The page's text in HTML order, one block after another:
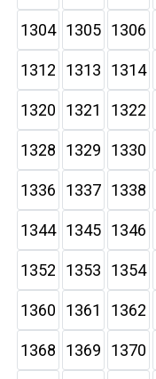
1304 1305 1306
1312 1313 1314
1320 1321 1322
1328 1329 1330
1336 1337 1338
1344 1345 1346
1352 1353 1354
1360 1361 1362
1368 1369 1370